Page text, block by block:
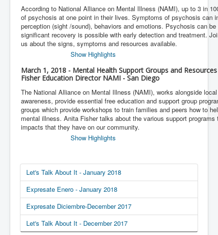
According to National Alliance on Mental Illness (NAMI), up to 3 in
of psychosis at one point in their lives. Symptoms of psychosis can
perception (sight /sound), behaviors and emotions. Psychosis can
significant recovery is possible with early detection and treatment.
us about the signs, symptoms and resources available.
Show Highlights
March 1, 2018 - Mental Health Support Groups and
Fisher Education Director NAMI - San Diego
The National Alliance on Mental Illness (NAMI), works alongside
awareness, provide essential free education and support group
groups which provide workshops to train families and peers how to
mental illness. Anita Fisher talks about the various support
impacts that they have on our community.
Show Highlights
Let's Talk About It - January 2018
Expresate Enero - January 2018
Expresate Diciembre-December 2017
Let's Talk About It - December 2017